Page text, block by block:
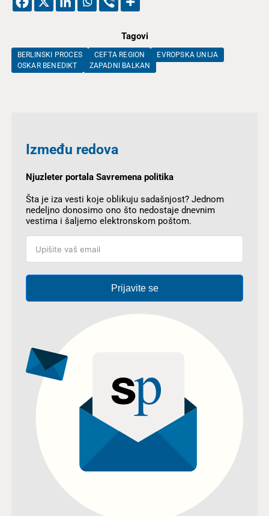
Tagovi
BERLINSKI PROCES CEFTA REGION
EVROPSKA UNIJA
OSKAR BENEDIKT
ZAPADNI BALKAN
Između redova
Njuzleter portala Savremena politika
Šta je iza vesti koje oblikuju sadašnjost? Jednom
nedeljno donosimo ono što nedostaje dnevnim
vestima i šaljemo elektronskom poštom.
Prijavite se